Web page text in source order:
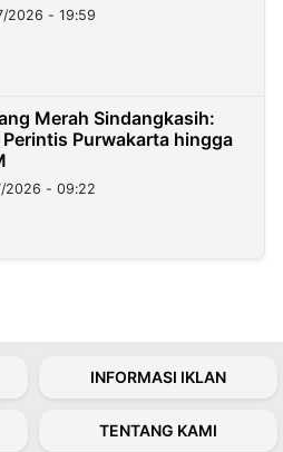
2026 - 19:59
Merah Sindangkasih:
Perintis Purwakarta hingga
2026 - 09:22
INFORMASI IKLAN
TENTANG KAMI